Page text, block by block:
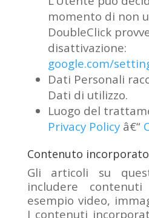
momento di non
DoubleClick
disattivazione:
google.com/
Dati Personali
Dati di utilizzo.
Luogo del
Privacy Policyâ€“
Contenuto
Gli articoli su
includere
esempio video,
I contenuti